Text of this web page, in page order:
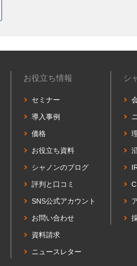
お役立ち情報
セミナー
導入事例
価格
お役立ち資料
シャノンのブログ
評判と口コミ
SNS公式アカウント
お問い合わせ
資料請求
ニュースレター
シ